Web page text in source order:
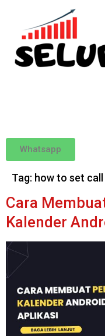
Whatsapp
Tag: how to set
Cara
Kalender